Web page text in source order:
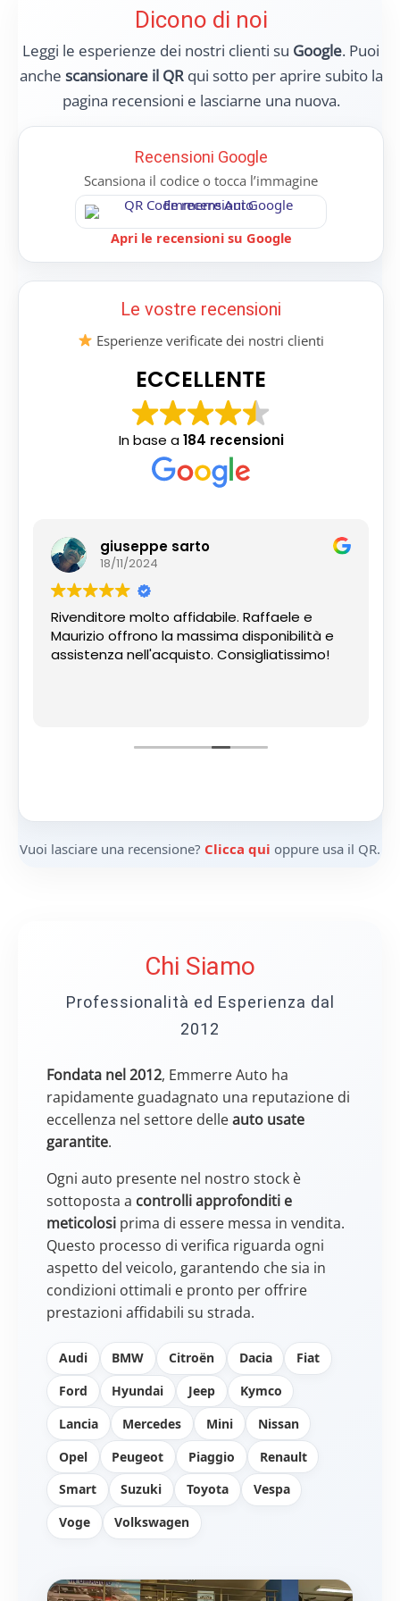
Dicono di noi
Leggi le esperienze dei nostri clienti su Google. Puoi
anche scansionare il QRqui sotto per aprire subito la
pagina recensioni e lasciarne una nuova.
Recensioni Google
Scansiona il codice o tocca l’immagine
Apri le recensioni su Google
Le vostre recensioni
Esperienze verificate dei nostri clienti
ECCELLENTE
In base a184 recensioni
giuseppe sarto
18/11/2024
Rivenditore molto affidabile. Raffaele e
Maurizio offrono la massima disponibilità e
assistenza nell'acquisto. Consigliatissimo!
Vuoi lasciare una recensione? Clicca qui oppure usa il QR.
Chi Siamo
Professionalità ed Esperienza dal
2012
Fondata nel 2012, Emmerre Auto ha
rapidamente guadagnato una reputazione di
eccellenza nel settore delleauto usate
garantite.
Ogni auto presente nel nostro stock è
sottoposta a controlli approfonditi e
meticolosi prima di essere messa in vendita.
Questo processo di verifica riguarda ogni
aspetto del veicolo, garantendo che sia in
condizioni ottimali e pronto per offrire
prestazioni affidabili su strada.
Audi BMW Citroën Dacia
Fiat
Ford
Hyundai Jeep
Kymco
Lancia
Mercedes Mini
Nissan
Opel
Peugeot Piaggio
Renault
Smart
Suzuki Toyota
Vespa
Voge
Volkswagen